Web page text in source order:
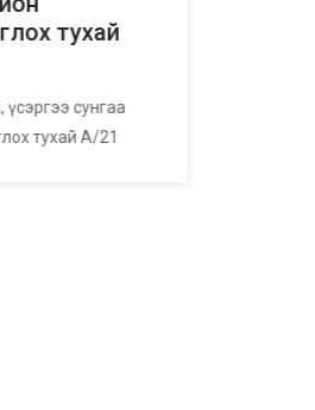
тухай
сунгаа
тухай А/21